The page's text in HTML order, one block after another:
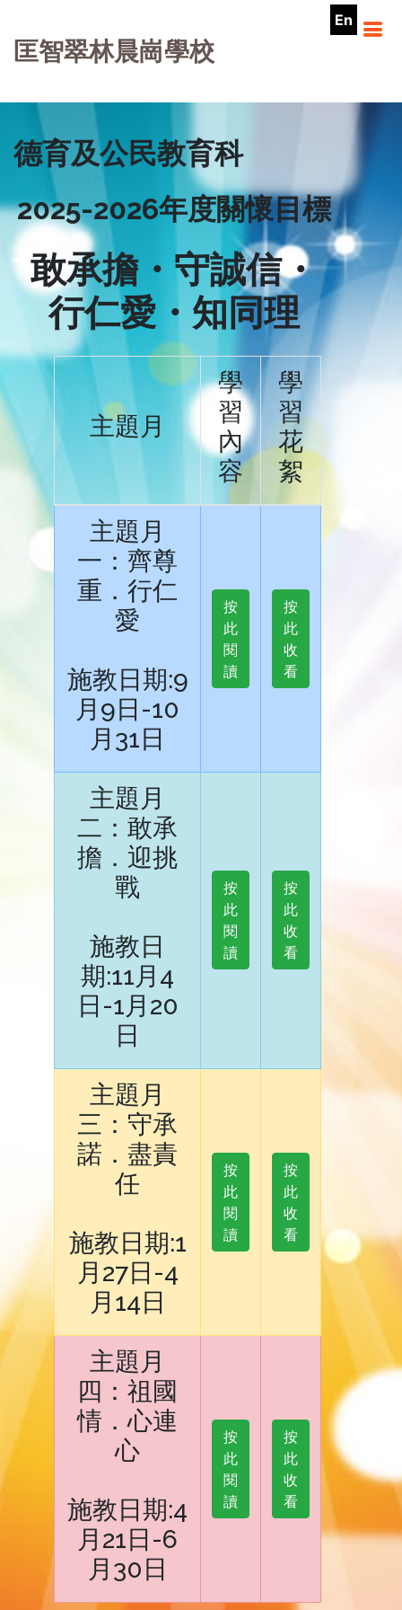
匡智翠林晨崗學校
En
德育及公民教育科
2025-2026年度關懷目標
敢承擔・守誠信・
行仁愛・知同理
主題月
學
習
內
容
學
習
花
絮
主題月
一：齊尊
重．行仁
愛
施教日期:9
月9日-10
月31日
按
此
閱
讀
按
此
收
看
主題月
二：敢承
擔．迎挑
戰
施教日
期:11月4
日-1月20
日
按
此
閱
讀
按
此
收
看
主題月
三：守承
諾．盡責
任
施教日期:1
月27日-4
月14日
按
此
閱
讀
按
此
收
看
主題月
四：祖國
情．心連
心
施教日期:4
月21日-6
月30日
按
此
閱
讀
按
此
收
看